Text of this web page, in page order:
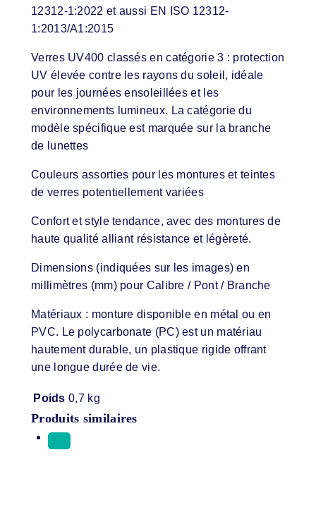
12312-1:2022 et aussi EN ISO 12312-
1:2013/A1:2015
Verres UV400 classés en catégorie 3 : protection
UV élevée contre les rayons du soleil, idéale
pour les journées ensoleillées et les
environnements lumineux. La catégorie du
modèle spécifique est marquée sur la branche
de lunettes
Couleurs assorties pour les montures et teintes
de verres potentiellement variées
Confort et style tendance, avec des montures de
haute qualité alliant résistance et légèreté.
Dimensions (indiquées sur les images) en
millimètres (mm) pour Calibre / Pont / Branche
Matériaux : monture disponible en métal ou en
PVC. Le polycarbonate (PC) est un matériau
hautement durable, un plastique rigide offrant
une longue durée de vie.
Poids 0,7 kg
Produits similaires